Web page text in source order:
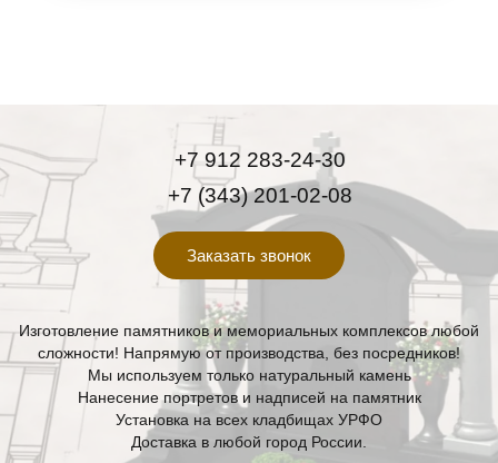
+7 912 283-24-30
+7 (343) 201-02-08
Заказать звонок
Изготовление памятников и мемориальных комплексов любой
сложности! Напрямую от производства, без посредников!
Мы используем только натуральный камень
Нанесение портретов и надписей на памятник
Установка на всех кладбищах УРФО
Доставка в любой город России.